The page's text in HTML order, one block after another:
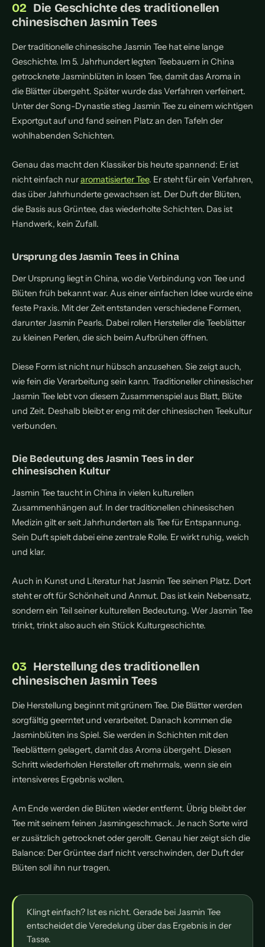
Die Geschichte des traditionellen
chinesischen Jasmin Tees
Der traditionelle chinesische Jasmin Tee hat eine lange
Geschichte. Im 5. Jahrhundert legten Teebauern in China
getrocknete Jasminblüten in losen Tee, damit das Aroma in
die Blätter übergeht. Später wurde das Verfahren verfeinert.
Unter der Song-Dynastie stieg Jasmin Tee zu einem wichtigen
Exportgut auf und fand seinen Platz an den Tafeln der
wohlhabenden Schichten.
Genau das macht den Klassiker bis heute spannend: Er ist
nicht einfach nuraromatisierter Tee. Er steht für ein Verfahren,
das über Jahrhunderte gewachsen ist. Der Duft der Blüten,
die Basis aus Grüntee, das wiederholte Schichten. Das ist
Handwerk, kein Zufall.
Ursprung des Jasmin Tees in China
Der Ursprung liegt in China, wo die Verbindung von Tee und
Blüten früh bekannt war. Aus einer einfachen Idee wurde eine
feste Praxis. Mit der Zeit entstanden verschiedene Formen,
darunter Jasmin Pearls. Dabei rollen Hersteller die Teeblätter
zu kleinen Perlen, die sich beim Aufbrühen öffnen.
Diese Form ist nicht nur hübsch anzusehen. Sie zeigt auch,
wie fein die Verarbeitung sein kann. Traditioneller chinesischer
Jasmin Tee lebt von diesem Zusammenspiel aus Blatt, Blüte
und Zeit. Deshalb bleibt er eng mit der chinesischen Teekultur
verbunden.
Die Bedeutung des Jasmin Tees in der
chinesischen Kultur
Jasmin Tee taucht in China in vielen kulturellen
Zusammenhängen auf. In der traditionellen chinesischen
Medizin gilt er seit Jahrhunderten als Tee für Entspannung.
Sein Duft spielt dabei eine zentrale Rolle. Er wirkt ruhig, weich
und klar.
Auch in Kunst und Literatur hat Jasmin Tee seinen Platz. Dort
steht er oft für Schönheit und Anmut. Das ist kein Nebensatz,
sondern ein Teil seiner kulturellen Bedeutung. Wer Jasmin Tee
trinkt, trinkt also auch ein Stück Kulturgeschichte.
Herstellung des traditionellen
chinesischen Jasmin Tees
Die Herstellung beginnt mit grünem Tee. Die Blätter werden
sorgfältig geerntet und verarbeitet. Danach kommen die
Jasminblüten ins Spiel. Sie werden in Schichten mit den
Teeblättern gelagert, damit das Aroma übergeht. Diesen
Schritt wiederholen Hersteller oft mehrmals, wenn sie ein
intensiveres Ergebnis wollen.
Am Ende werden die Blüten wieder entfernt. Übrig bleibt der
Tee mit seinem feinen Jasmingeschmack. Je nach Sorte wird
er zusätzlich getrocknet oder gerollt. Genau hier zeigt sich die
Balance: Der Grüntee darf nicht verschwinden, der Duft der
Blüten soll ihn nur tragen.
Klingt einfach? Ist es nicht. Gerade bei Jasmin Tee
entscheidet die Veredelung über das Ergebnis in der
Tasse.